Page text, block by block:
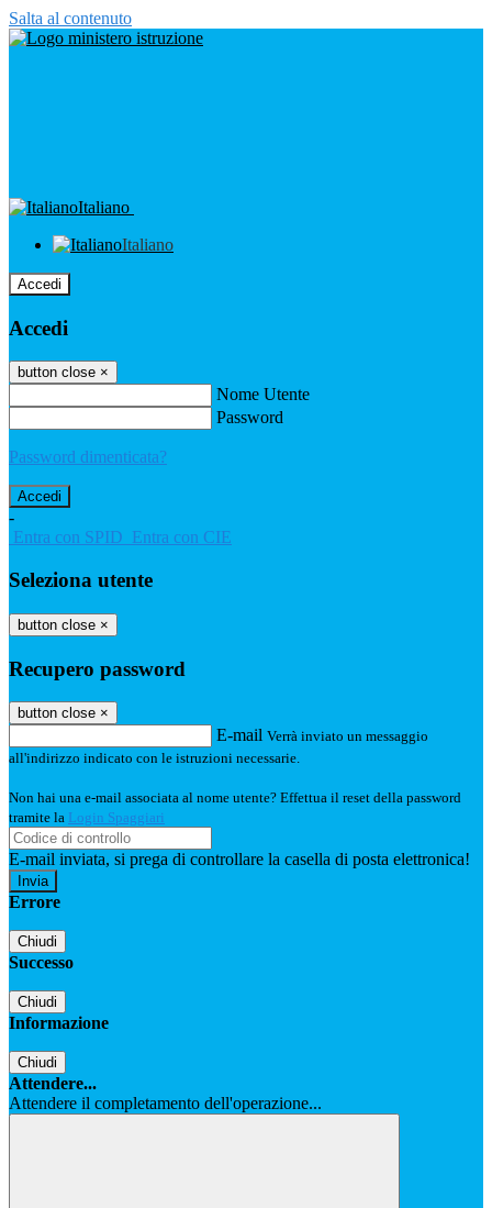
Salta al contenuto
Italiano
Italiano
Accedi
Accedi
button close ×
Nome Utente
Password
Password dimenticata?
-
Entra con SPID Entra con CIE
Seleziona utente
button close ×
Recupero password
button close ×
E-mail Verrà inviato un messaggio
all'indirizzo indicato con le istruzioni necessarie.
Non hai una e-mail associata al nome utente? Effettua il reset della password
tramite la Login Spaggiari
E-mail inviata, si prega di controllare la casella di posta elettronica!
Errore
Chiudi
Successo
Chiudi
Informazione
Chiudi
Attendere...
Attendere il completamento dell'operazione...